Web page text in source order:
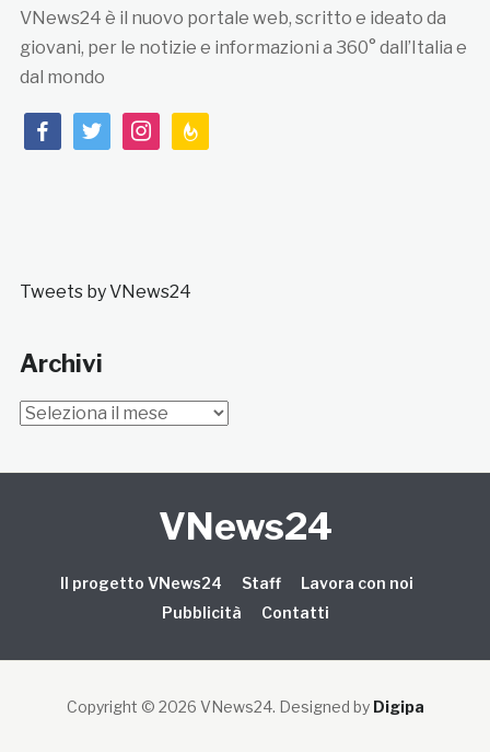
VNews24 è il nuovo portale web, scritto e ideato da
giovani, per le notizie e informazioni a 360° dall’Italia e
dal mondo
facebooktwitterinstagramfeedburner
Tweets by VNews24
Archivi
Archivi
VNews24
Il progetto VNews24 Staff
Lavora con noi
Pubblicità
Contatti
Copyright © 2026 VNews24. Designed by Digipa